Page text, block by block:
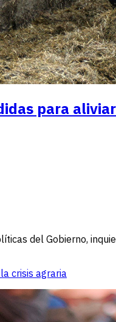
para
del Gobierno,
crisis agraria